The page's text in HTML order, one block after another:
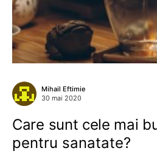
Mihail Eftimie
30 mai 2020
Care sunt cele mai
pentru sanatate?